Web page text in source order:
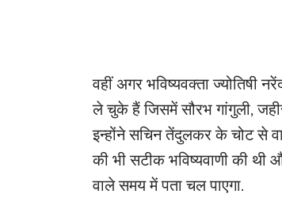
वहीं अगर भविष्यवक्ता ज्योतिषी
ले चुके हैं जिसमें सौरभ गांगुली,
इन्होंने सचिन तेंदुलकर के चोट से
की भी सटीक भविष्यवाणी की थी
वाले समय में पता चल पाएगा.